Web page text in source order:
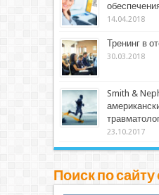
14.04.2018
Тренинг в
30.03.2018
Smith &
23.10.2017
Поиск по сайту